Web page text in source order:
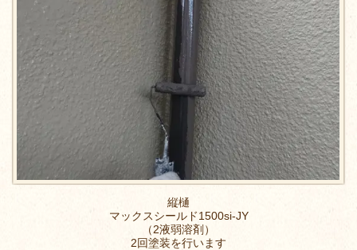
縦樋
マックスシールド1500si-JY
（2液弱溶剤）
2回塗装を行います